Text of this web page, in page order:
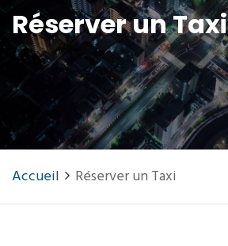
Réserver un Taxi
Accueil Réserver un Taxi